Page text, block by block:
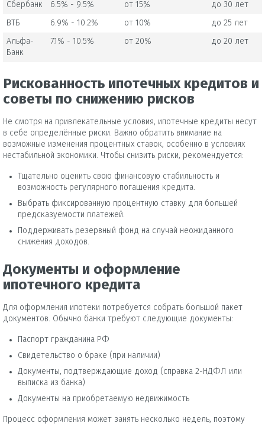
Сбербанк 6.5% - 9.5% от 15% до 30 лет
ВТБ 6.9% - 10.2% от 10% до 25 лет
Альфа-
Банк
7.1% - 10.5% от 20% до 20 лет
Рискованность ипотечных кредитов и
советы по снижению рисков
Не смотря на привлекательные условия, ипотечные кредиты несут
в себе определённые риски. Важно обратить внимание на
возможные изменения процентных ставок, особенно в условиях
нестабильной экономики. Чтобы снизить риски, рекомендуется:
Тщательно оценить свою финансовую стабильность и
возможность регулярного погашения кредита.
Выбрать фиксированную процентную ставку для большей
предсказуемости платежей.
Поддерживать резервный фонд на случай неожиданного
снижения доходов.
Документы и оформление
ипотечного кредита
Для оформления ипотеки потребуется собрать большой пакет
документов. Обычно банки требуют следующие документы:
Паспорт гражданина РФ
Свидетельство о браке (при наличии)
Документы, подтверждающие доход (справка 2-НДФЛ или
выписка из банка)
Документы на приобретаемую недвижимость
Процесс оформления может занять несколько недель, поэтому